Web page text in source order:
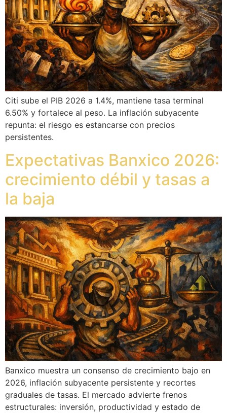
Citi sube el PIB 2026 a 1.4%, mantiene tasa terminal
6.50% y fortalece al peso. La inflación subyacente
repunta: el riesgo es estancarse con precios
persistentes.
Expectativas Banxico 2026:
crecimiento débil y tasas a
la baja
Banxico muestra un consenso de crecimiento bajo en
2026, inflación subyacente persistente y recortes
graduales de tasas. El mercado advierte frenos
estructurales: inversión, productividad y estado de